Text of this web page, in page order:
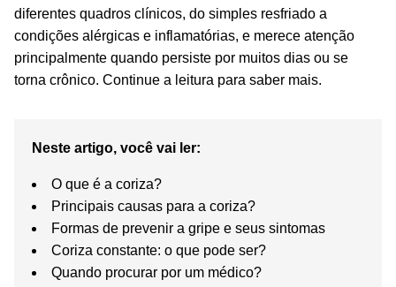
diferentes quadros clínicos, do simples resfriado a
condições alérgicas e inflamatórias, e merece atenção
principalmente quando persiste por muitos dias ou se
torna crônico. Continue a leitura para saber mais.
Neste artigo, você vai ler:
O que é a coriza?
Principais causas para a coriza?
Formas de prevenir a gripe e seus sintomas
Coriza constante: o que pode ser?
Quando procurar por um médico?